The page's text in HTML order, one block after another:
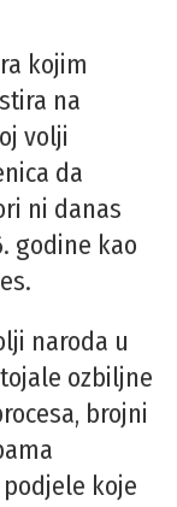
kojim
na
volji
da
ni danas
godine kao
naroda u
ozbiljne
brojni
koje